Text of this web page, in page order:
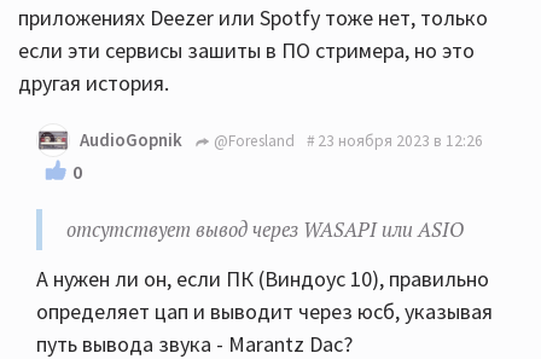
приложениях Deezer или Spotfy тоже нет, только
если эти сервисы зашиты в ПО стримера, но это
другая история.
AudioGopnik @Foresland 23 ноября 2023 в 12:26
0
отсутствует вывод через WASAPI или ASIO
А нужен ли он, если ПК (Виндоус 10), правильно
определяет цап и выводит через юсб, указывая
путь вывода звука - Marantz Dac?